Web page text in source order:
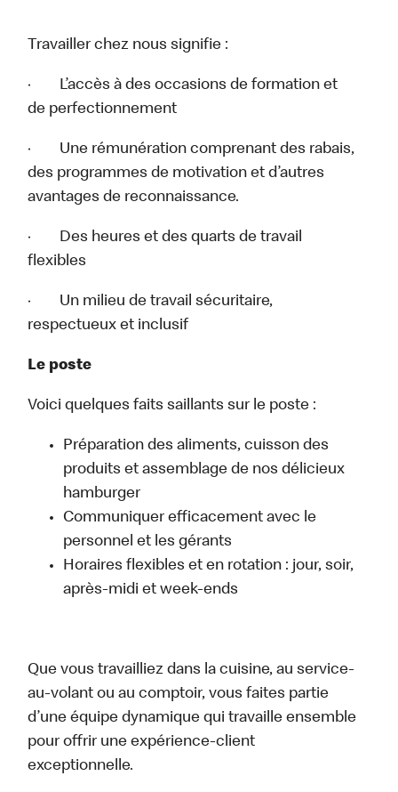
Travailler chez nous signifie :
· L’accès à des occasions de formation et
de perfectionnement
· Une rémunération comprenant des rabais,
des programmes de motivation et d’autres
avantages de reconnaissance.
· Des heures et des quarts de travail
flexibles
· Un milieu de travail sécuritaire,
respectueux et inclusif
Le poste
Voici quelques faits saillants sur le poste :
Préparation des aliments, cuisson des
produits et assemblage de nos délicieux
hamburger
Communiquer efficacement avec le
personnel et les gérants
Horaires flexibles et en rotation : jour, soir,
après-midi et week-ends
Que vous travailliez dans la cuisine, au service-
au-volant ou au comptoir, vous faites partie
d’une équipe dynamique qui travaille ensemble
pour offrir une expérience-client
exceptionnelle.